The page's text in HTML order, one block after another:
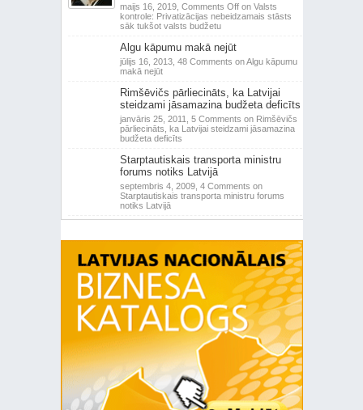
maijs 16, 2019, Comments Offon Valsts
kontrole: Privatizācijas nebeidzamais stāsts
sāk tukšot valsts budžetu
Algu kāpumu makā nejūt
jūlijs 16, 2013, 48 Comments on Algu kāpumu
makā nejūt
Rimšēvičs pārliecināts, ka Latvijai
steidzami jāsamazina budžeta deficīts
janvāris 25, 2011, 5 Comments on Rimšēvičs
pārliecināts, ka Latvijai steidzami jāsamazina
budžeta deficīts
Starptautiskais transporta ministru
forums notiks Latvijā
septembris 4, 2009, 4 Comments on
Starptautiskais transporta ministru forums
notiks Latvijā